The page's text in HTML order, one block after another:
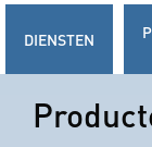
DIENSTEN